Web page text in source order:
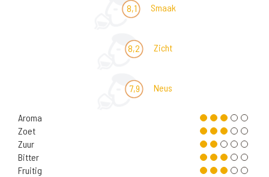
8,1 Smaak
8,2 Zicht
7,9 Neus
Aroma
Zoet
Zuur
Bitter
Fruitig